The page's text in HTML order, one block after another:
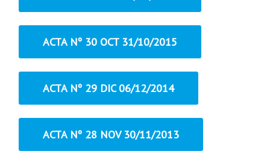
ACTA Nº 30 OCT 31/10/2015
ACTA Nº 29 DIC 06/12/2014
ACTA Nº 28 NOV 30/11/2013